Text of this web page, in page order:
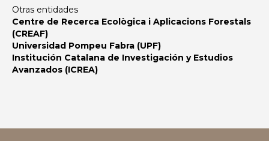
Otras entidades
Centre de Recerca Ecològica i Aplicacions Forestals
(CREAF)
Universidad Pompeu Fabra (UPF)
Institución Catalana de Investigación y Estudios
Avanzados (ICREA)